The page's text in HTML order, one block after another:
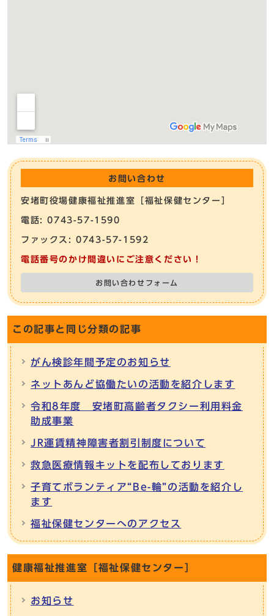
お問い合わせ
安堵町役場健康福祉推進室［福祉保健センター］
電話: 0743-57-1590
ファックス: 0743-57-1592
電話番号のかけ間違いにご注意ください！
お問い合わせフォーム
この記事と同じ分類の記事
がん検診年間予定のお知らせ
ネットあんど協働たいの活動を紹介します
令和8年度 安堵町高齢者タクシー利用料金
助成事業
JR運賃精神障害者割引制度について
救急医療情報キットを配布しております
子育てボランティア“Be-輪”の活動を紹介し
ます
福祉保健センターへのアクセス
健康福祉推進室［福祉保健センター］
お知らせ